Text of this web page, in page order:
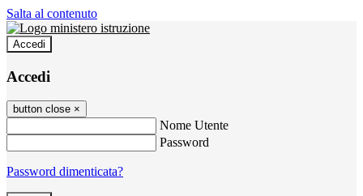
Salta al contenuto
Accedi
Accedi
button close ×
Nome Utente
Password
Password dimenticata?